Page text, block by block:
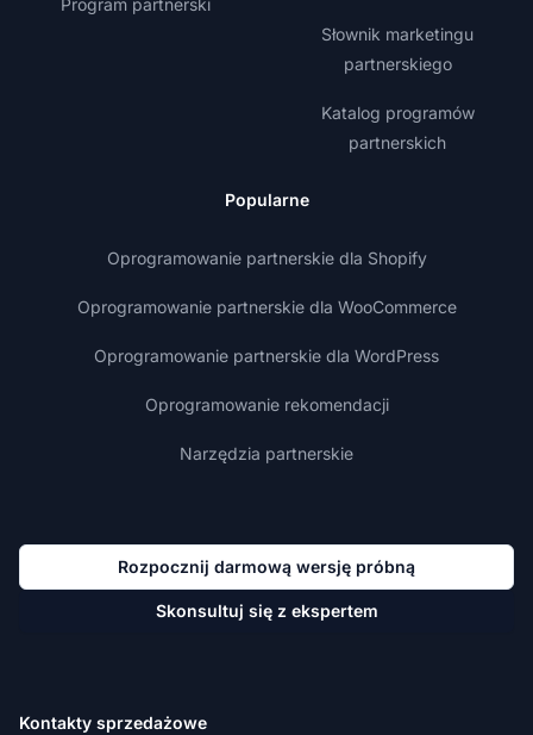
Program partnerski
Słownik marketingu
partnerskiego
Katalog programów
partnerskich
Popularne
Oprogramowanie partnerskie dla Shopify
Oprogramowanie partnerskie dla WooCommerce
Oprogramowanie partnerskie dla WordPress
Oprogramowanie rekomendacji
Narzędzia partnerskie
Rozpocznij darmową wersję próbną
Skonsultuj się z ekspertem
Kontakty sprzedażowe